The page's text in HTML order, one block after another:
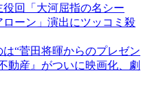
役回「大河屈指の名シー
ーン」演出にツッコミ殺
“菅田将暉からのプレゼン
動産』がついに映画化、劇